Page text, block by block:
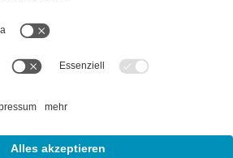
Sonderregelung). Ein gesonderter
Gegenstände ist nicht zulässig.
für bestimmte Betreiber.